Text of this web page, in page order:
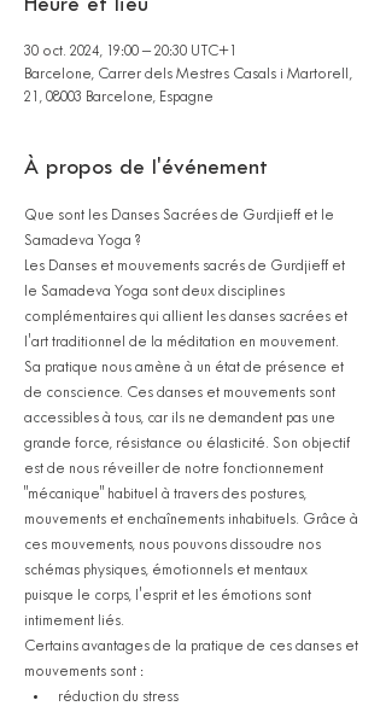
Heure et lieu
30 oct. 2024, 19:00 – 20:30 UTC+1
Barcelone, Carrer dels Mestres Casals i Martorell,
21, 08003 Barcelone, Espagne
À propos de l'événement
Que sont les Danses Sacrées de Gurdjieff et le
Samadeva Yoga ?
Les Danses et mouvements sacrés de Gurdjieff et
le Samadeva Yoga sont deux disciplines
complémentaires qui allient les danses sacrées et
l'art traditionnel de la méditation en mouvement.
Sa pratique nous amène à un état de présence et
de conscience. Ces danses et mouvements sont
accessibles à tous, car ils ne demandent pas une
grande force, résistance ou élasticité. Son objectif
est de nous réveiller de notre fonctionnement
"mécanique" habituel à travers des postures,
mouvements et enchaînements inhabituels. Grâce à
ces mouvements, nous pouvons dissoudre nos
schémas physiques, émotionnels et mentaux
puisque le corps, l'esprit et les émotions sont
intimement liés.
Certains avantages de la pratique de ces danses et
mouvements sont :
réduction du stress